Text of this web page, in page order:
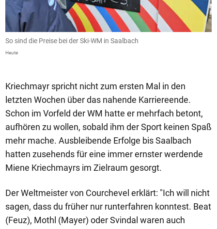
So sind die Preise bei der Ski-WM in Saalbach
Heute
Kriechmayr spricht nicht zum ersten Mal in den
letzten Wochen über das nahende Karriereende.
Schon im Vorfeld der WM hatte er mehrfach betont,
aufhören zu wollen, sobald ihm der Sport keinen Spaß
mehr mache. Ausbleibende Erfolge bis Saalbach
hatten zusehends für eine immer ernster werdende
Miene Kriechmayrs im Zielraum gesorgt.
Der Weltmeister von Courchevel erklärt: "Ich will nicht
sagen, dass du früher nur runterfahren konntest. Beat
(Feuz), Mothl (Mayer) oder Svindal waren auch